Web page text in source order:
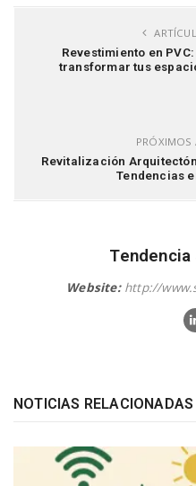
Revestimiento en
transformar tus
PRÓXIMOS
Revitalización
Tendencias
Website: http://
NOTICIAS RELACIONADAS